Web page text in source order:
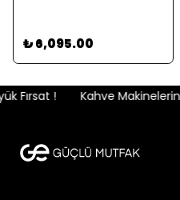
₺ 6,095.00
Fırsat ! Kahve